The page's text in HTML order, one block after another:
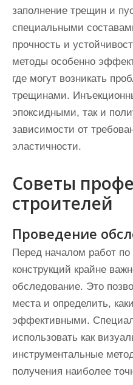
заполнение трещин и
специальными
прочность и
методы особенно
где могут возникать
трещинами.
эпоксидными, так и
зависимости от
эластичности.
Советы
строителей
Проведение
Перед началом работ
конструкций крайне
обследование. Это
места и определить,
эффективными.
использовать как
инструментальные
получения наиболее